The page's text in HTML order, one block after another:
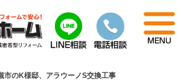
市のK様邸、アラウーノS交換工事